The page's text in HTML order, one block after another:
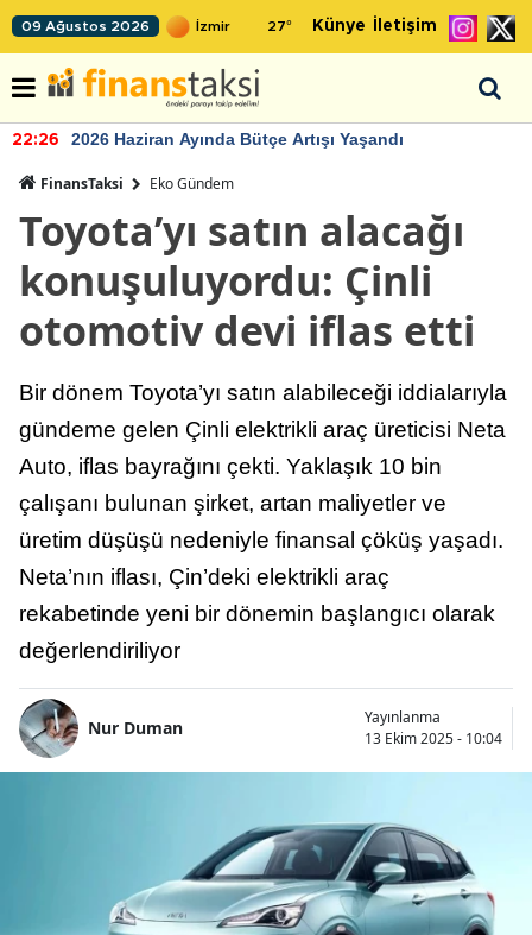
09 Ağustos 2026 27° Künye İletişim
22:26 2026 Haziran Ayında Bütçe Artışı Yaşandı
FinansTaksi Eko Gündem
Toyota’yı satın alacağı
konuşuluyordu: Çinli
otomotiv devi iflas etti
Bir dönem Toyota’yı satın alabileceği iddialarıyla
gündeme gelen Çinli elektrikli araç üreticisi Neta
Auto, iflas bayrağını çekti. Yaklaşık 10 bin
çalışanı bulunan şirket, artan maliyetler ve
üretim düşüşü nedeniyle finansal çöküş yaşadı.
Neta’nın iflası, Çin’deki elektrikli araç
rekabetinde yeni bir dönemin başlangıcı olarak
değerlendiriliyor
Nur Duman
Yayınlanma
13 Ekim 2025 - 10:04